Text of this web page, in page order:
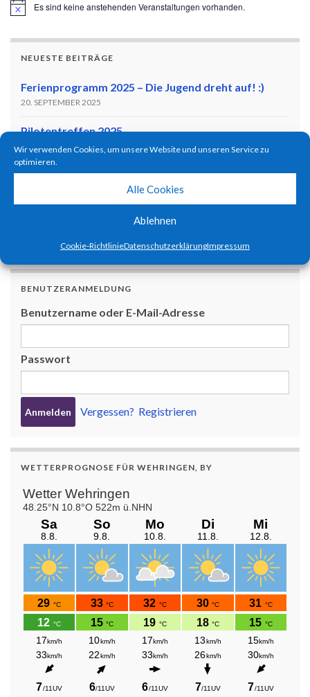
Wir verwenden Cookies, um unsere Website und unseren Service zu
optimieren.
Alle Cookies
Ablehnen
Cookie-RichtlinieDatenschutzerklärungImpressum
HinweisEs sind keine anstehenden Veranstaltungen vorhanden.
NEUESTE BEITRÄGE
Ferienprogramm 2025 – Die Jugend dreht auf! :)
20. SEPTEMBER 2025
Pilotentreffen 2025
11. JULI 2025
Ferienprogramm 2024 – Kids become pilots!
Flugtag zum 65-Jährigen Jubiläum!
BENUTZERANMELDUNG
Benutzername oder E-Mail-Adresse
Passwort
Vergessen? Registrieren
WETTERPROGNOSE FÜR WEHRINGEN, BY